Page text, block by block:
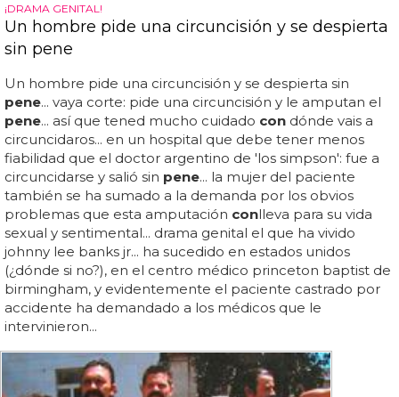
¡DRAMA GENITAL!
Un hombre pide una circuncisión y se despierta
sin pene
Un hombre pide una circuncisión y se despierta sin
pene... vaya corte: pide una circuncisión y le amputan el
pene... así que tened mucho cuidado con dónde vais a
circuncidaros... en un hospital que debe tener menos
fiabilidad que el doctor argentino de 'los simpson': fue a
circuncidarse y salió sin pene... la mujer del paciente
también se ha sumado a la demanda por los obvios
problemas que esta amputación conlleva para su vida
sexual y sentimental... drama genital el que ha vivido
johnny lee banks jr... ha sucedido en estados unidos
(¿dónde si no?), en el centro médico princeton baptist de
birmingham, y evidentemente el paciente castrado por
accidente ha demandado a los médicos que le
intervinieron...